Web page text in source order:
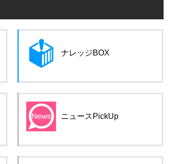
ナレッジBOX
ニュースPickUp